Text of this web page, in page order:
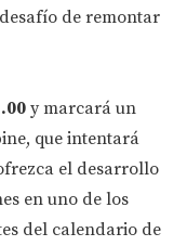
de remontar
y marcará un
que intentará
el desarrollo
en uno de los
del calendario de